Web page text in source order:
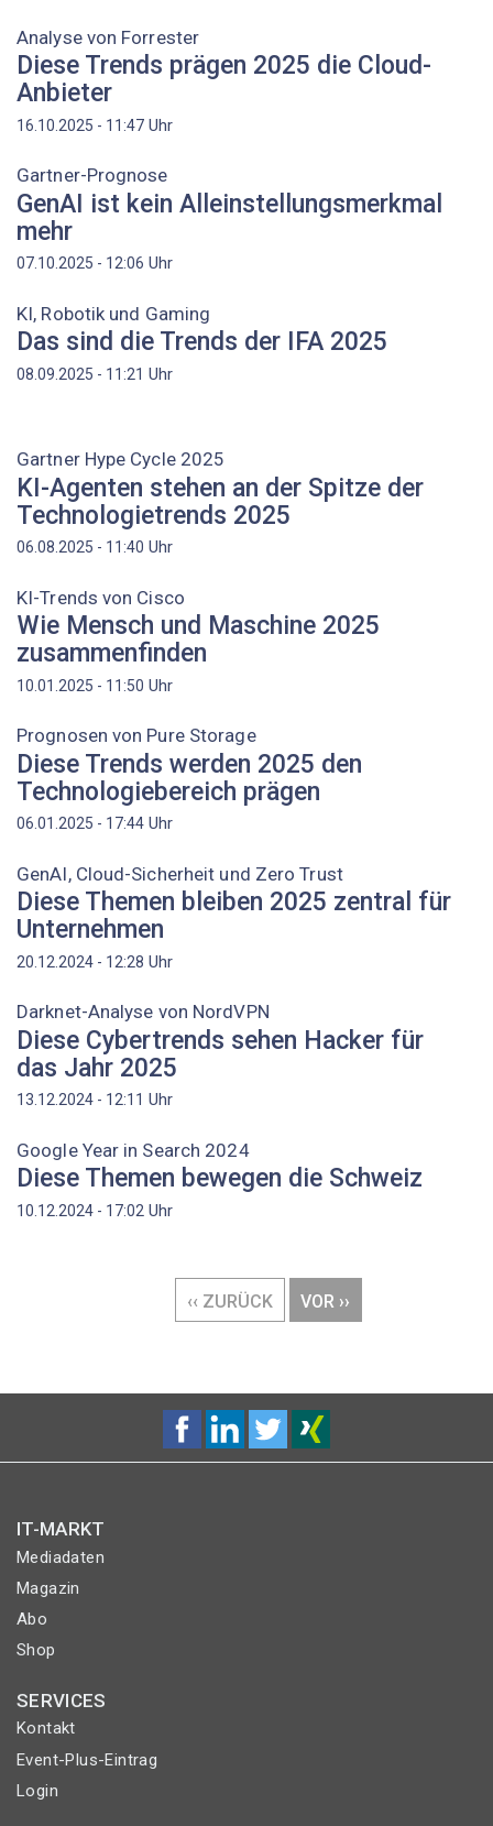
Analyse von Forrester
Diese Trends prägen 2025 die Cloud-
Anbieter
16.10.2025 - 11:47 Uhr
Gartner-Prognose
GenAI ist kein Alleinstellungsmerkmal
mehr
07.10.2025 - 12:06 Uhr
KI, Robotik und Gaming
Das sind die Trends der IFA 2025
08.09.2025 - 11:21 Uhr
Gartner Hype Cycle 2025
KI-Agenten stehen an der Spitze der
Technologietrends 2025
06.08.2025 - 11:40 Uhr
KI-Trends von Cisco
Wie Mensch und Maschine 2025
zusammenfinden
10.01.2025 - 11:50 Uhr
Prognosen von Pure Storage
Diese Trends werden 2025 den
Technologiebereich prägen
06.01.2025 - 17:44 Uhr
GenAI, Cloud-Sicherheit und Zero Trust
Diese Themen bleiben 2025 zentral für
Unternehmen
20.12.2024 - 12:28 Uhr
Darknet-Analyse von NordVPN
Diese Cybertrends sehen Hacker für
das Jahr 2025
13.12.2024 - 12:11 Uhr
Google Year in Search 2024
Diese Themen bewegen die Schweiz
10.12.2024 - 17:02 Uhr
VORHERIGE
SEITE
‹‹ ZURÜCK
NÄCHSTE
SEITE
VOR ››
IT-MARKT
Mediadaten
Magazin
Abo
Shop
SERVICES
Kontakt
Event-Plus-Eintrag
Login